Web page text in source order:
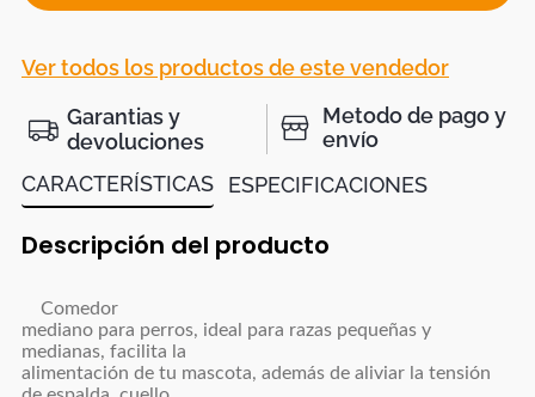
Ver todos los productos de este vendedor
Garantias y
devoluciones
Metodo de pago y
envío
CARACTERÍSTICAS
ESPECIFICACIONES
Descripción del producto
Comedor
mediano para perros, ideal para razas pequeñas y
medianas, facilita la
alimentación de tu mascota, además de aliviar la tensión